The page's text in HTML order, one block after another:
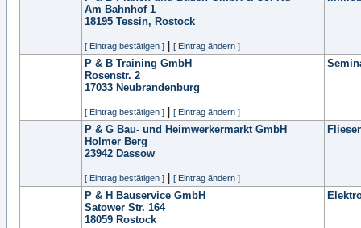
Am Bahnhof 1
18195 Tessin, Rostock
[ Eintrag bestätigen ] [ Eintrag ändern ]
P & B Training GmbH
Rosenstr. 2
17033 Neubrandenburg
[ Eintrag bestätigen ] [ Eintrag ändern ]
P & G Bau- und Heimwerkermarkt GmbH
Holmer Berg
23942 Dassow
[ Eintrag bestätigen ] [ Eintrag ändern ]
P & H Bauservice GmbH
Satower Str. 164
18059 Rostock